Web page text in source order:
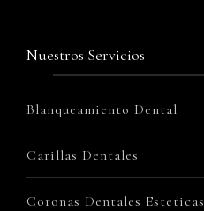
Nuestros Servicios
Blanqueamiento Dental
Carillas Dentales
Coronas Dentales Esteticas